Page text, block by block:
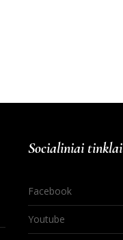
Socialiniai tinklai
Facebook
Youtube